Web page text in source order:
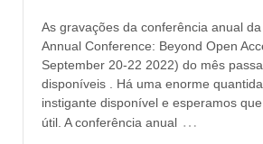
As gravações da conferência anual da
Annual Conference: Beyond Open
September 20-22 2022) do mês
disponíveis . Há uma enorme
instigante disponível e esperamos
útil. A conferência anual …